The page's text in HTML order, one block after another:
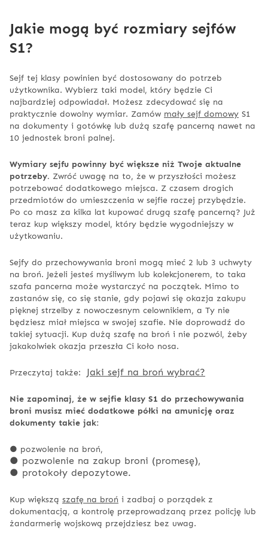
Jakie mogą być rozmiary sejfów
S1?
Sejf tej klasy powinien być dostosowany do potrzeb
użytkownika. Wybierz taki model, który będzie Ci
najbardziej odpowiadał. Możesz zdecydować się na
praktycznie dowolny wymiar. Zamów mały sejf domowy S1
na dokumenty i gotówkę lub dużą szafę pancerną nawet na
10 jednostek broni palnej.
Wymiary sejfu powinny być większe niż Twoje aktualne
potrzeby. Zwróć uwagę na to, że w przyszłości możesz
potrzebować dodatkowego miejsca. Z czasem drogich
przedmiotów do umieszczenia w sejfie raczej przybędzie.
Po co masz za kilka lat kupować drugą szafę pancerną? Już
teraz kup większy model, który będzie wygodniejszy w
użytkowaniu.
Sejfy do przechowywania broni mogą mieć 2 lub 3 uchwyty
na broń. Jeżeli jesteś myśliwym lub kolekcjonerem, to taka
szafa pancerna może wystarczyć na początek. Mimo to
zastanów się, co się stanie, gdy pojawi się okazja zakupu
pięknej strzelby z nowoczesnym celownikiem, a Ty nie
będziesz miał miejsca w swojej szafie. Nie doprowadź do
takiej sytuacji. Kup dużą szafę na broń i nie pozwól, żeby
jakakolwiek okazja przeszła Ci koło nosa.
Przeczytaj także: Jaki sejf na broń wybrać?
Nie zapominaj, że w sejfie klasy S1 do przechowywania
broni musisz mieć dodatkowe półki na amunicję oraz
dokumenty takie jak:
● pozwolenie na broń,
● pozwolenie na zakup broni (promesę),
● protokoły depozytowe.
Kup większą szafę na broń i zadbaj o porządek z
dokumentacją, a kontrolę przeprowadzaną przez policję lub
żandarmerię wojskową przejdziesz bez uwag.